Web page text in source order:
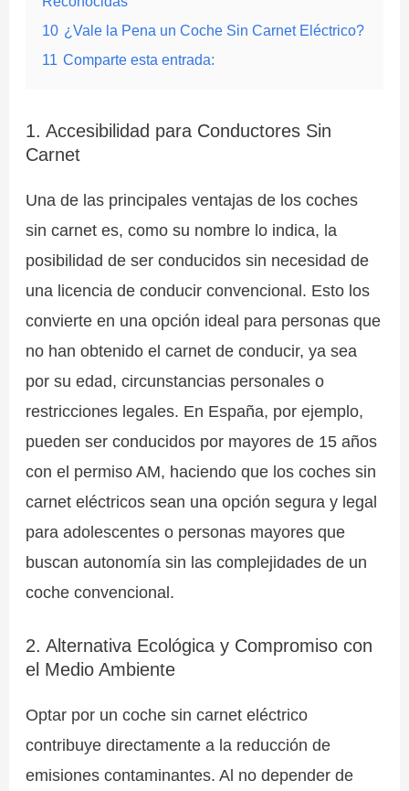
10 ¿Vale la Pena un Coche Sin Carnet Eléctrico?
11 Comparte esta entrada:
1. Accesibilidad para Conductores Sin
Carnet
Una de las principales ventajas de los coches
sin carnet es, como su nombre lo indica, la
posibilidad de ser conducidos sin necesidad de
una licencia de conducir convencional. Esto los
convierte en una opción ideal para personas que
no han obtenido el carnet de conducir, ya sea
por su edad, circunstancias personales o
restricciones legales. En España, por ejemplo,
pueden ser conducidos por mayores de 15 años
con el permiso AM, haciendo que los coches sin
carnet eléctricos sean una opción segura y legal
para adolescentes o personas mayores que
buscan autonomía sin las complejidades de un
coche convencional.
2. Alternativa Ecológica y Compromiso con
el Medio Ambiente
Optar por un coche sin carnet eléctrico
contribuye directamente a la reducción de
emisiones contaminantes. Al no depender de